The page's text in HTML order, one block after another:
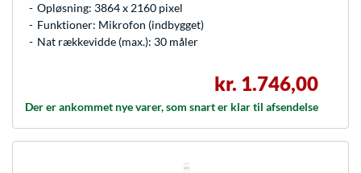
Opløsning: 3864 x 2160 pixel
Funktioner: Mikrofon (indbygget)
Nat rækkevidde (max.): 30 måler
kr. 1.746,00
Der er ankommet nye varer, som snart er klar til afsendelse